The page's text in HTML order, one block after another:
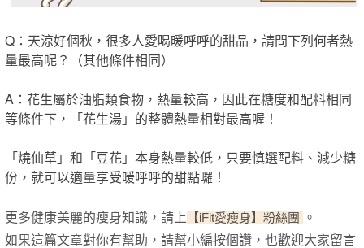
Q：天涼好個秋，很多人愛喝暖呼呼的甜品，請問下列何者熱
量最高呢？（其他條件相同）
A：花生屬於油脂類食物，熱量較高，因此在糖度和配料相同
等條件下，「花生湯」的整體熱量相對最高喔！
「燒仙草」和「豆花」本身熱量較低，只要慎選配料、減少糖
份，就可以適量享受暖呼呼的甜點囉！
更多健康美麗的瘦身知識， 請上 【iFit愛瘦身】粉絲團
。
如果這篇文章對你有幫助，請幫小編按個讚，也歡迎大家留言